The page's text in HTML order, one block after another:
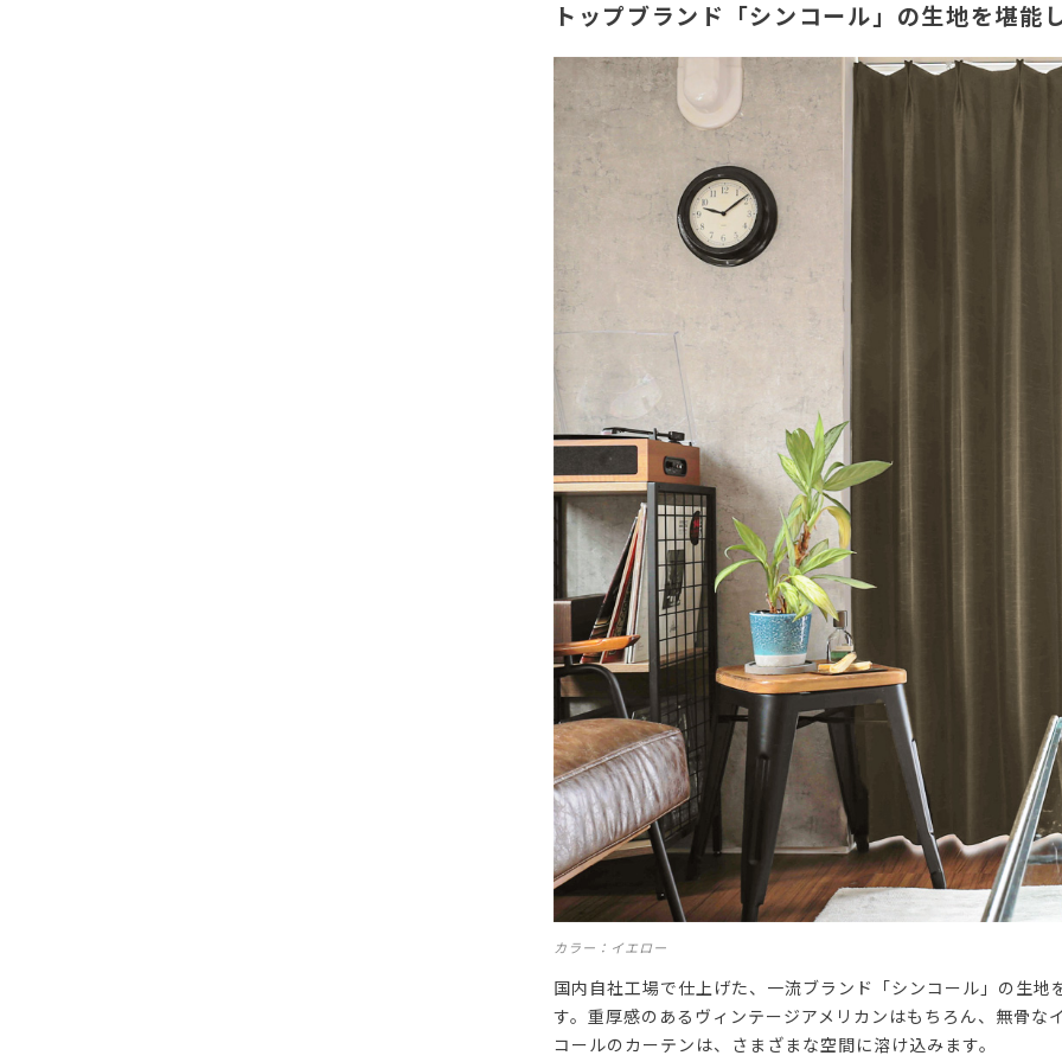
トップブランド「シンコール」の生地を堪能
カラー：イエロー
国内自社工場で仕上げた、一流ブランド「シンコール」の生
す。重厚感のあるヴィンテージアメリカンはもちろん、無骨
コールのカーテンは、さまざまな空間に溶け込みます。